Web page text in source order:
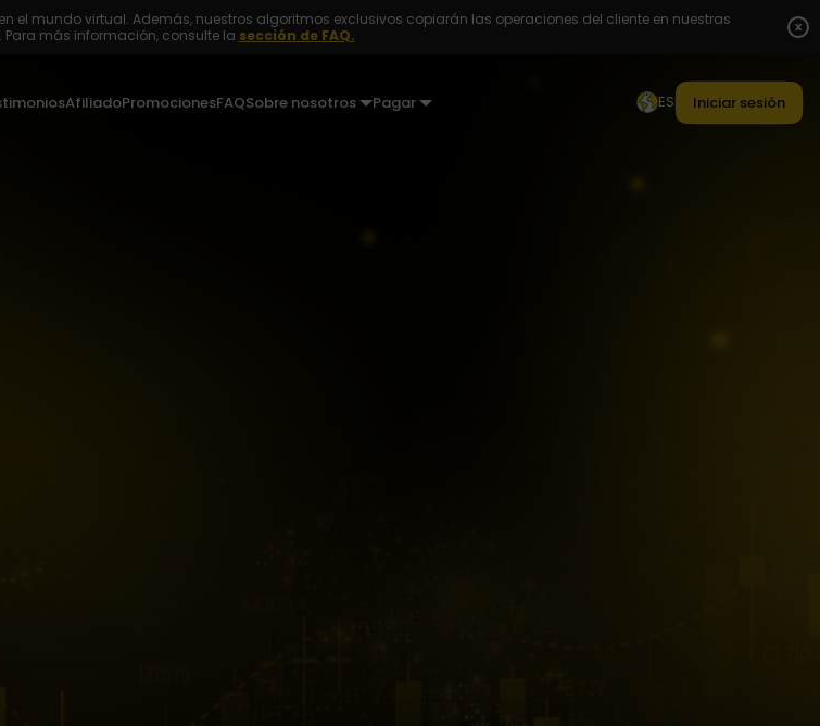
el mundo virtual. Además, nuestros algoritmos exclusivos copiarán las operaciones del cliente en nuestras
más información, consulte la sección de FAQ. x
AfiliadoPromocionesFAQSobre nosotros Pagar ES Iniciar sesión